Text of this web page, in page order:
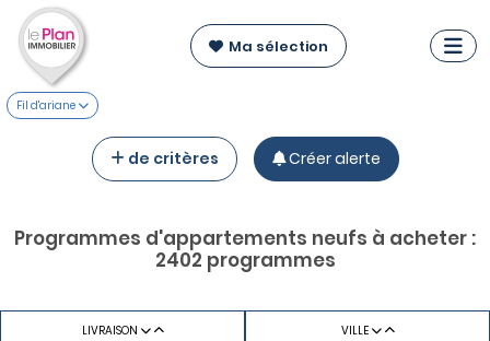
Ma sélection
Fil d'ariane
de critères Créer alerte
Programmes d'appartements neufs à acheter :
2402 programmes
LIVRAISON VILLE